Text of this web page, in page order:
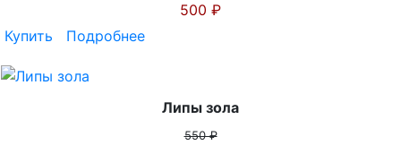
500 ₽
Купить
Подробнее
Липы зола
550 ₽